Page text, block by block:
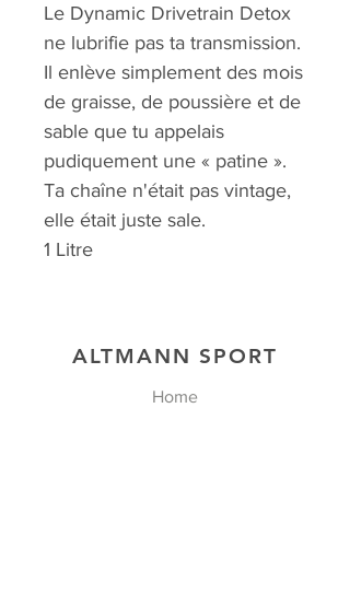
Le Dynamic Drivetrain Detox
ne lubrifie pas ta transmission.
Il enlève simplement des mois
de graisse, de poussière et de
sable que tu appelais
pudiquement une « patine ».
Ta chaîne n'était pas vintage,
elle était juste sale.
1 Litre
ALTMANN SPORT
Home